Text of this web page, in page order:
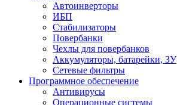
Автоинверторы
ИБП
Стабилизаторы
Повербанки
Чехлы для повербанков
Аккумуляторы, батарейки, ЗУ
Сетевые фильтры
Программное обеспечение
Антивирусы
Операционные системы